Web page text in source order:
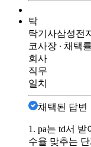
탁
탁기사삼성전
코사장 ∙ 채택률
회사
직무
일치
채택된 답변
1. pa는 td서
수율 맞추는